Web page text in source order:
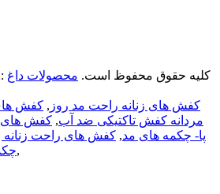
© Copyright - 2010-2022: کلیه حقوق محفوظ است. محصولات داغ
کفش های زنانه راحت مد روز , کفش
مردانه کفش تاکتیکی ضد آب, کفش های
پا- چکمه های مد, کفش های راحت
,